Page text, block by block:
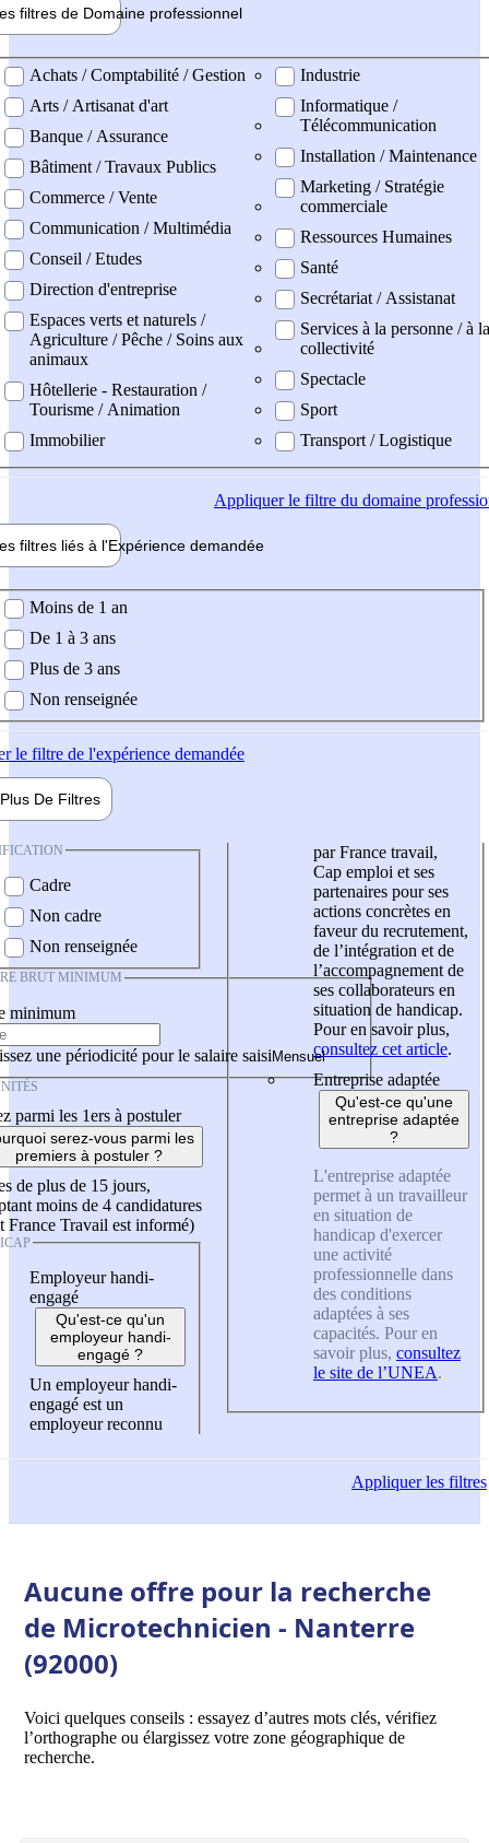
filtres de Domaine professionnel
professionel
Achats / Comptabilité / Gestion
Arts / Artisanat d'art
Banque / Assurance
Bâtiment / Travaux Publics
Commerce / Vente
Communication / Multimédia
Conseil / Etudes
Direction d'entreprise
Espaces verts et naturels /
Agriculture / Pêche / Soins aux
animaux
Hôtellerie - Restauration /
Tourisme / Animation
Immobilier
Industrie
Informatique /
Télécommunication
Installation / Maintenance
Marketing / Stratégie
commerciale
Ressources Humaines
Santé
Secrétariat / Assistanat
Services à la personne / à la
collectivité
Spectacle
Sport
Transport / Logistique
Appliquerle filtre du domaine
filtres liés à l'Expérience demandée
demandée
Moins de 1 an
De 1 à 3 ans
Plus de 3 ans
Non renseignée
le filtre de l'expérience demandée
Plus De Filtres
Cadre
Non cadre
Non renseignée
BRUT MINIMUM
minimum
une périodicité pour le salaire saisi
parmi les 1ers à postuler
serez-vous parmi les
premiers à postuler ?
de plus de 15 jours,
moins de 4 candidatures
France Travail est informé)
Employeur handi-
engagé
Qu'est-ce qu'un
employeur handi-
engagé ?
Un employeur handi-
engagé est un
employeur reconnu
par France travail,
Cap emploi et ses
partenaires pour ses
actions concrètes en
faveur du recrutement,
de l’intégration et de
l’accompagnement de
ses collaborateurs en
situation de handicap.
Pour en savoir plus,
consultez cet article.
Entreprise adaptée
Qu'est-ce qu'une
entreprise adaptée
?
L'entreprise adaptée
permet à un travailleur
en situation de
handicap d'exercer
une activité
professionnelle dans
des conditions
adaptées à ses
capacités. Pour en
savoir plus, consultez
le site de l’UNEA.
Appliquerles filtres
Aucune offre pour la recherche
de Microtechnicien - Nanterre
(92000)
Voici quelques conseils : essayez d’autres mots clés, vérifiez
l’orthographe ou élargissez votre zone géographique de
recherche.